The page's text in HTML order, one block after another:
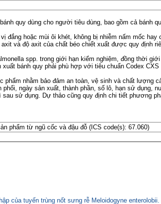
quy dùng cho người tiêu dùng, bao gồm cả bánh
hoặc mùi ôi khét, không bị nhiễm nấm mốc hay
và độ axit của chất béo chiết xuất được quy định
spp. trong giới hạn kiểm nghiệm, đồng thời
bánh quy phải phù hợp với tiêu chuẩn Codex
nhằm bảo đảm an toàn, vệ sinh và chất lượng
ngày sản xuất, thành phần, số lô, hạn sử dụng,
sử dụng. Dự thảo cũng quy định chi tiết phương
phẩm từ ngũ cốc và đậu đỗ (ICS code(s): 67.060)
của tuyến trùng nốt sưng rễ Meloidogyne enterolobii.